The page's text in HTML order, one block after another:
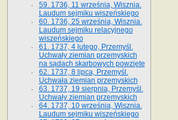
59. 1736, 11 września, Wisznia.
Laudum sejmiku wiszeńskiego
60. 1736, 25 września, Wisznia.
Laudum sejmiku relacyjnego
wiszeńskiego
61. 1737, 4 lutego, Przemyśl.
Uchwały ziemian przemyskich
na sądach skarbowych powzięte
62. 1737, 8 lipca, Przemyśl.
Uchwała ziemian przemyskich
63. 1737, 19 sierpnia, Przemyśl.
Uchwały ziemian przemyskich
64. 1737, 10 września, Wisznia.
Laudum sejmiku wiszeńskiego